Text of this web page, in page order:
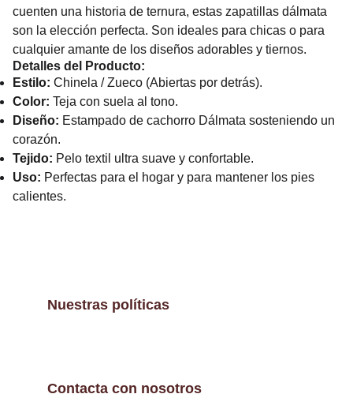
cuenten una historia de ternura, estas zapatillas dálmata
son la elección perfecta. Son ideales para chicas o para
cualquier amante de los diseños adorables y tiernos.
Detalles del Producto:
Estilo: Chinela / Zueco (Abiertas por detrás).
Color: Teja con suela al tono.
Diseño: Estampado de cachorro Dálmata sosteniendo un
corazón.
Tejido: Pelo textil ultra suave y confortable.
Uso: Perfectas para el hogar y para mantener los pies
calientes.
Contacta con nosotros
Nuestras políticas